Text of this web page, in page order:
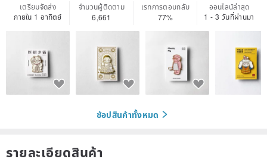
เตรียมจัดส่ง
ภายใน 1 อาทิตย์
จำนวนผู้ติดตาม
6,661
เรทการตอบกลับ
77%
ออนไลน์ล่าสุด
1 - 3 วันที่ผ่านมา
ช้อปสินค้าทั้งหมด
รายละเอียดสินค้า